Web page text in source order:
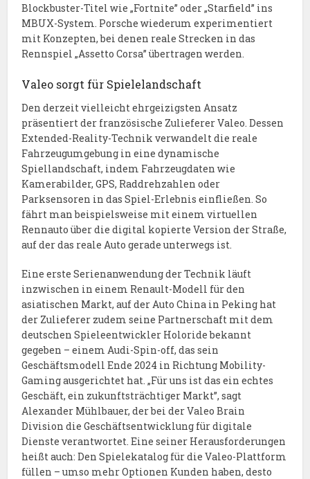
Blockbuster-Titel wie „Fortnite” oder „Starfield” ins
MBUX-System. Porsche wiederum experimentiert
mit Konzepten, bei denen reale Strecken in das
Rennspiel „Assetto Corsa” übertragen werden.
Valeo sorgt für Spielelandschaft
Den derzeit vielleicht ehrgeizigsten Ansatz
präsentiert der französische Zulieferer Valeo. Dessen
Extended-Reality-Technik verwandelt die reale
Fahrzeugumgebung in eine dynamische
Spiellandschaft, indem Fahrzeugdaten wie
Kamerabilder, GPS, Raddrehzahlen oder
Parksensoren in das Spiel-Erlebnis einfließen. So
fährt man beispielsweise mit einem virtuellen
Rennauto über die digital kopierte Version der Straße,
auf der das reale Auto gerade unterwegs ist.
Eine erste Serienanwendung der Technik läuft
inzwischen in einem Renault-Modell für den
asiatischen Markt, auf der Auto China in Peking hat
der Zulieferer zudem seine Partnerschaft mit dem
deutschen Spieleentwickler Holoride bekannt
gegeben – einem Audi-Spin-off, das sein
Geschäftsmodell Ende 2024 in Richtung Mobility-
Gaming ausgerichtet hat. „Für uns ist das ein echtes
Geschäft, ein zukunftsträchtiger Markt”, sagt
Alexander Mühlbauer, der bei der Valeo Brain
Division die Geschäftsentwicklung für digitale
Dienste verantwortet. Eine seiner Herausforderungen
heißt auch: Den Spielekatalog für die Valeo-Plattform
füllen – umso mehr Optionen Kunden haben, desto